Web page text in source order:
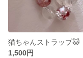
猫ちゃんストラップ🐱
1,500円